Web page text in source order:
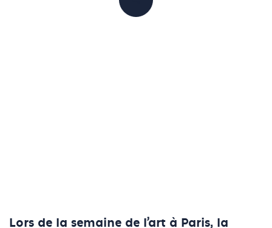
PARTAGER
Lors de la semaine de l’art à Paris, la